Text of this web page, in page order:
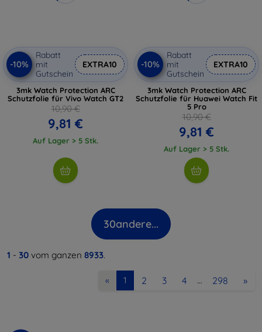
-10%
Rabatt
mit
Gutschein
EXTRA10
3mk Watch Protection ARC
Schutzfolie für Vivo Watch GT2
10,90 €
9,81 €
Auf Lager > 5 Stk.
-10%
Rabatt
mit
Gutschein
EXTRA10
3mk Watch Protection ARC
Schutzfolie für Huawei Watch Fit
5 Pro
10,90 €
9,81 €
Auf Lager > 5 Stk.
30andere...
1 - 30 vom ganzen 8933.
« 1 2 3 4 … 298 »